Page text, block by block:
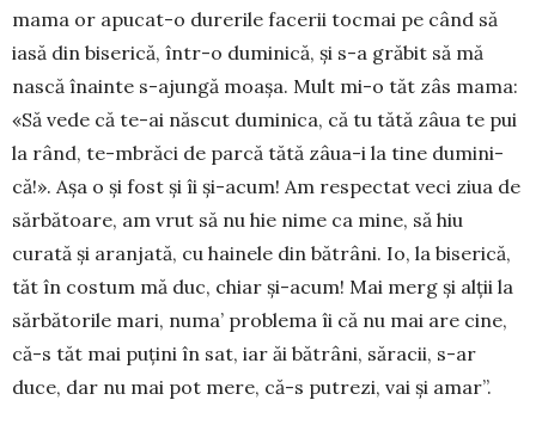
mama or apucat-o durerile fa­cerii tocmai pe când să
iasă din biserică, într-o duminică, și s-a gră­bit să mă
nas­că înainte s-ajun­gă moașa. Mult mi-o tăt zâs ma­ma:
«Să vede că te-ai născut duminica, că tu tătă zâua te pui
la rând, te-mbrăci de parcă tătă zâ­ua-i la tine dumini­
că!». Așa o și fost și îi și-acum! Am respectat veci ziua de
sărbătoare, am vrut să nu hie nime ca mine, să hiu
curată și aranjată, cu hainele din bătrâni. Io, la biserică,
tăt în cos­tum mă duc, chiar și-acum! Mai merg și alții la
săr­bă­torile mari, numa’ problema îi că nu mai are cine,
că-s tăt mai puțini în sat, iar ăi bătrâni, săracii, s-ar
duce, dar nu mai pot mere, că-s putrezi, vai și amar”.